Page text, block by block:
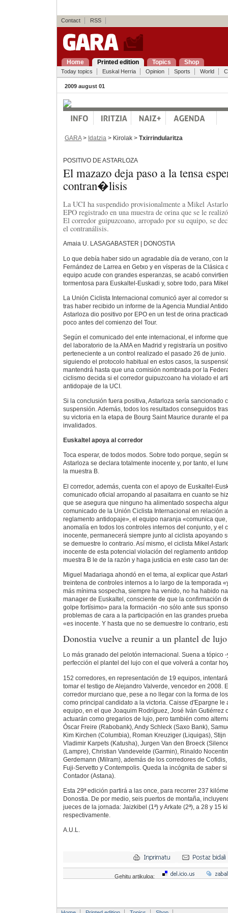
Contact RSS
Home Printed edition Topics Shop
Today topics Euskal Herria Opinion Sports World
2009 august 01
GARA> Idatzia> Kirolak > Txirrindularitza
POSITIVO DE ASTARLOZA
El mazazo deja paso a la tensa
contran�lisis
La UCI ha suspendido provisionalmente a Mikel
EPO registrado en una muestra de orina que se le
El corredor guipuzcoano, arropado por su equipo, se
el contranálisis.
Amaia U. LASAGABASTER | DONOSTIA
Lo que debía haber sido un agradable día de verano, con
Fernández de Larrea en Getxo y en vísperas de la Clásica
equipo acude con grandes esperanzas, se acabó
tormentosa para Euskaltel-Euskadi y, sobre todo, para
La Unión Ciclista Internacional comunicó ayer al corredor
tras haber recibido un informe de la Agencia Mundial
Astarloza dio positivo por EPO en un test de orina
poco antes del comienzo del Tour.
Según el comunicado del ente internacional, el informe
del laboratorio de la AMA en Madrid y registraría un
perteneciente a un control realizado el pasado 26 de junio.
siguiendo el protocolo habitual en estos casos, la
mantendrá hasta que una comisión nombrada por la
ciclismo decida si el corredor guipuzcoano ha violado el
antidopaje de la UCI.
Si la conclusión fuera positiva, Astarloza sería sancionado
suspensión. Además, todos los resultados conseguidos
su victoria en la etapa de Bourg Saint Maurice durante el
invalidados.
Euskaltel apoya al corredor
Toca esperar, de todos modos. Sobre todo porque, según
Astarloza se declara totalmente inocente y, por tanto, el
la muestra B.
El corredor, además, cuenta con el apoyo de Euskaltel-
comunicado oficial arropando al pasaitarra en cuanto se
que se asegura que ninguno ha alimentado sospecha
comunicado de la Unión Ciclista Internacional en relación
reglamento antidopaje», el equipo naranja «comunica
anomalía en todos los controles internos del conjunto, y el
inocente, permanecerá siempre junto al ciclista apoyando
se demuestre lo contrario. Así mismo, el ciclista Mikel
inocente de esta potencial violación del reglamento
muestra B le de la razón y haga justicia en este caso tan
Miguel Madariaga ahondó en el tema, al explicar que
treintena de controles internos a lo largo de la temporada
más mínima sospecha, siempre ha venido, no ha habido
manager de Euskaltel, consciente de que la confirmación
golpe fortísimo» para la formación -no sólo ante sus
problemas de cara a la participación en las grandes
«es inocente. Y hasta que no se demuestre lo contrario,
Donostia vuelve a reunir a un plantel de lujo
Lo más granado del pelotón internacional. Suena a tópico
perfección el plantel del lujo con el que volverá a contar
152 corredores, en representación de 19 equipos,
tomar el testigo de Alejandro Valverde, vencedor en 2008.
corredor murciano que, pese a no llegar con la forma de
como principal candidato a la victoria. Caisse d'Epargne le
equipo, en el que Joaquim Rodríguez, José Iván Gutiérrez
actuarán como gregarios de lujo, pero también como
Óscar Freire (Rabobank), Andy Schleck (Saxo Bank),
Kim Kirchen (Columbia), Roman Kreuziger (Liquigas),
Vladimir Karpets (Katusha), Jurgen Van den Broeck
(Lampre), Christian Vandevelde (Garmin), Rinaldo
Gerdemann (Milram), además de los corredores de
Fuji-Servetto y Contempolis. Queda la incógnita de saber
Contador (Astana).
Esta 29ª edición partirá a las once, para recorrer 237
Donostia. De por medio, seis puertos de montaña,
jueces de la jornada: Jaizkibel (1ª) y Arkate (2ª), a 28 y 15
respectivamente.
A.U.L.
Gehitu artikuloa: